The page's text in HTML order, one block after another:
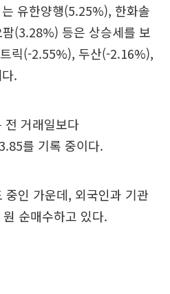
유한양행(5.25%), 한화솔
(3.28%) 등은 상승세를 보
릭(-2.55%), 두산(-2.16%),
.
전 거래일보다
를 기록 중이다.
인 가운데, 외국인과 기관
순매수하고 있다.